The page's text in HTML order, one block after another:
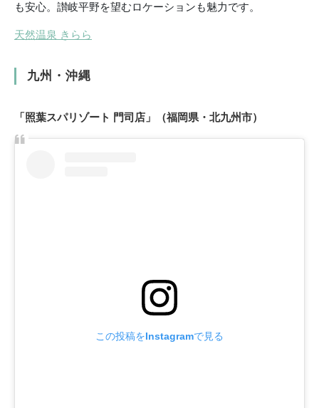
も安心。讃岐平野を望むロケーションも魅力です。
天然温泉 きらら
九州・沖縄
「照葉スパリゾート 門司店」（福岡県・北九州市）
この投稿をInstagramで見る